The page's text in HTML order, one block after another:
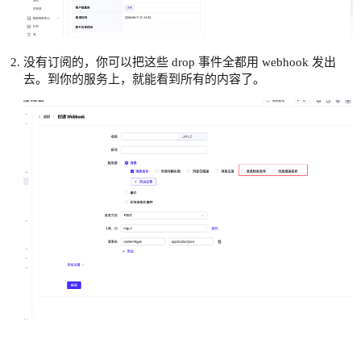
没有订阅的，你可以把这些 drop 事件全都用 webhook 发出
去。到你的服务上，就能看到所有的内容了。